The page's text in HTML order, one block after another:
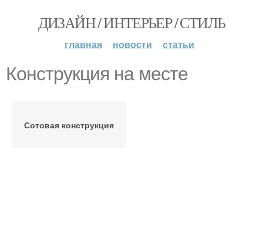
ДИЗАЙН / ИНТЕРЬЕР / СТИЛЬ
главная новости статьи
Конструкция на месте
Сотовая конструкция